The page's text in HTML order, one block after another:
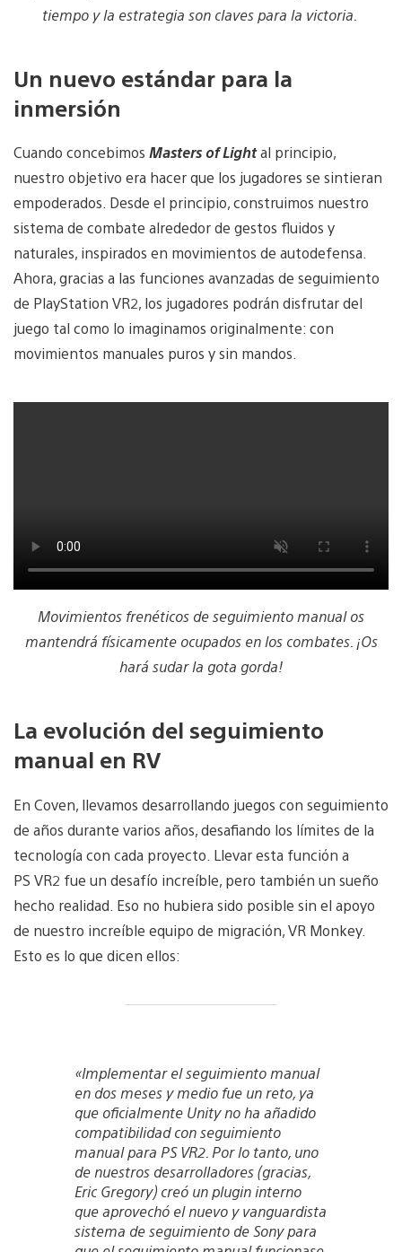
tiempo y la estrategia son claves para la victoria.
Un nuevo estándar para la
inmersión
Cuando concebimos Masters of Lightal principio,
nuestro objetivo era hacer que los jugadores se sintieran
empoderados. Desde el principio, construimos nuestro
sistema de combate alrededor de gestos fluidos y
naturales, inspirados en movimientos de autodefensa.
Ahora, gracias a las funciones avanzadas de seguimiento
de PlayStation VR2, los jugadores podrán disfrutar del
juego tal como lo imaginamos originalmente: con
movimientos manuales puros y sin mandos.
Movimientos frenéticos de seguimiento manual os
mantendrá físicamente ocupados en los combates. ¡Os
hará sudar la gota gorda!
La evolución del seguimiento
manual en RV
En Coven, llevamos desarrollando juegos con seguimiento
de años durante varios años, desafiando los límites de la
tecnología con cada proyecto. Llevar esta función a
PS VR2 fue un desafío increíble, pero también un sueño
hecho realidad. Eso no hubiera sido posible sin el apoyo
de nuestro increíble equipo de migración, VR Monkey.
Esto es lo que dicen ellos:
«Implementar el seguimiento manual
en dos meses y medio fue un reto, ya
que oficialmente Unity no ha añadido
compatibilidad con seguimiento
manual para PS VR2. Por lo tanto, uno
de nuestros desarrolladores (gracias,
Eric Gregory) creó un plugin interno
que aprovechó el nuevo y vanguardista
sistema de seguimiento de Sony para